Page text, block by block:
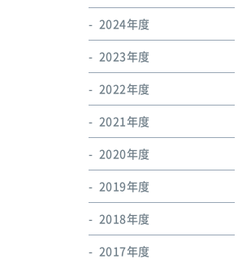
2024年度
2023年度
2022年度
2021年度
2020年度
2019年度
2018年度
2017年度